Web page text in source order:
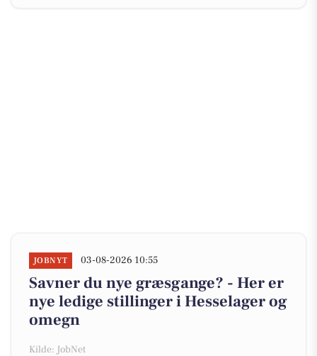
JOBNYT 03-08-2026 10:55
Savner du nye græsgange? - Her er
nye ledige stillinger i Hesselager og
omegn
Kilde: JobNet